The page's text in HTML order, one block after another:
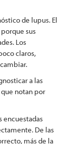
de lupus. El
sus
Los
claros,
a las
notan por
encuestadas
De las
más de la